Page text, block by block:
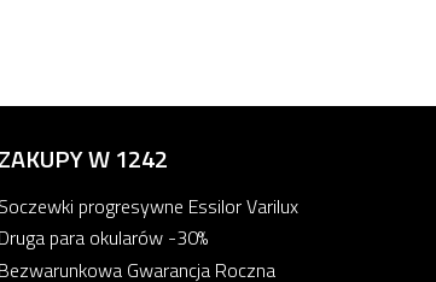
ZAKUPY W 1242
Soczewki progresywne Essilor Varilux
Druga para okularów -30%
Bezwarunkowa Gwarancja Roczna